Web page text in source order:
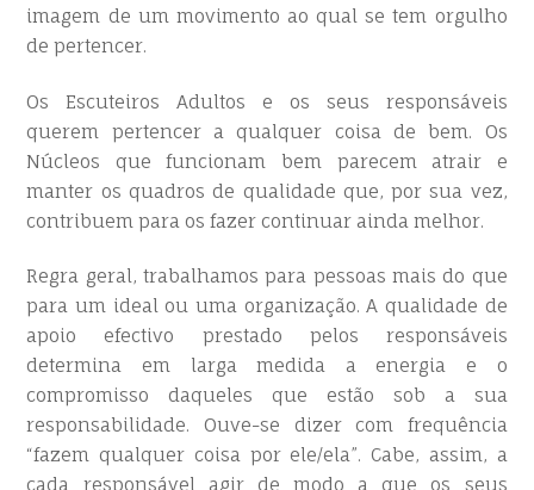
imagem de um movimento ao qual se tem orgulho
de pertencer.
Os Escuteiros Adultos e os seus responsáveis
querem pertencer a qualquer coisa de bem. Os
Núcleos que funcionam bem parecem atrair e
manter os quadros de qualidade que, por sua vez,
contribuem para os fazer continuar ainda melhor.
Regra geral, trabalhamos para pessoas mais do que
para um ideal ou uma organização. A qualidade de
apoio efectivo prestado pelos responsáveis
determina em larga medida a energia e o
compromisso daqueles que estão sob a sua
responsabilidade. Ouve-se dizer com frequência
“fazem qualquer coisa por ele/ela”. Cabe, assim, a
cada responsável agir de modo a que os seus